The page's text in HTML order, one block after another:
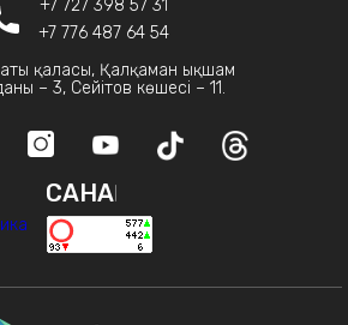
+7 727 398 57 31
+7 776 487 64 54
қаласы, Қалқаман ықшам
– 3, Сейітов көшесі – 11.
САНАҚ